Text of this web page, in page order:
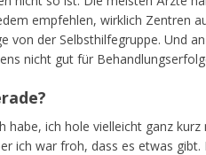
empfehlen, wirklich Zentren
von der Selbsthilfegruppe. Und
nicht gut für
ich hole vielleicht ganz
ich war froh, dass es etwas